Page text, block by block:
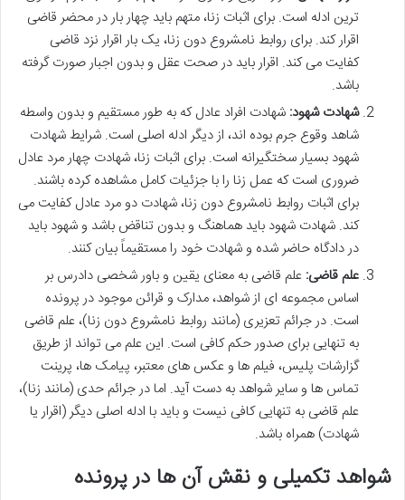
ترین ادله است. برای اثبات زنا، متهم باید چهار بار در محضر قاضی
اقرار کند. برای روابط نامشروع دون زنا، یک بار اقرار نزد قاضی
کفایت می کند. اقرار باید در صحت عقل و بدون اجبار صورت گرفته
باشد.
شهادت شهود: شهادت افراد عادل که به طور مستقیم و بدون واسطه
شاهد وقوع جرم بوده اند، از دیگر ادله اصلی است. شرایط شهادت
شهود بسیار سختگیرانه است. برای اثبات زنا، شهادت چهار مرد عادل
ضروری است که عمل زنا را با جزئیات کامل مشاهده کرده باشند.
برای اثبات روابط نامشروع دون زنا، شهادت دو مرد عادل کفایت می
کند. شهادت شهود باید هماهنگ و بدون تناقض باشد و شهود باید
در دادگاه حاضر شده و شهادت خود را مستقیماً بیان کنند.
علم قاضی: علم قاضی به معنای یقین و باور شخصی دادرس بر
اساس مجموعه ای از شواهد، مدارک و قرائن موجود در پرونده
است. در جرائم تعزیری (مانند روابط نامشروع دون زنا)، علم قاضی
به تنهایی برای صدور حکم کافی است. این علم می تواند از طریق
گزارشات پلیس، فیلم ها و عکس های معتبر، پیامک ها، پرینت
تماس ها و سایر شواهد به دست آید. اما در جرائم حدی (مانند زنا)،
علم قاضی به تنهایی کافی نیست و باید با ادله اصلی دیگر (اقرار یا
شهادت) همراه باشد.
شواهد تکمیلی و نقش آن ها در پرونده